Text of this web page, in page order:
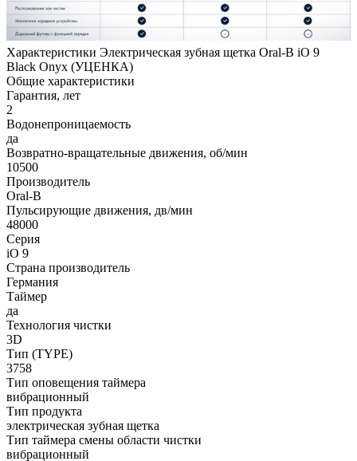
Характеристики Электрическая зубная щетка Oral-B iO 9
Black Onyx (УЦЕНКА)
Общие характеристики
Гарантия, лет
2
Водонепроницаемость
да
Возвратно-вращательные движения, об/мин
10500
Производитель
Oral-B
Пульсирующие движения, дв/мин
48000
Серия
iO 9
Страна производитель
Германия
Таймер
да
Технология чистки
3D
Тип (TYPE)
3758
Тип оповещения таймера
вибрационный
Тип продукта
электрическая зубная щетка
Тип таймера смены области чистки
вибрационный